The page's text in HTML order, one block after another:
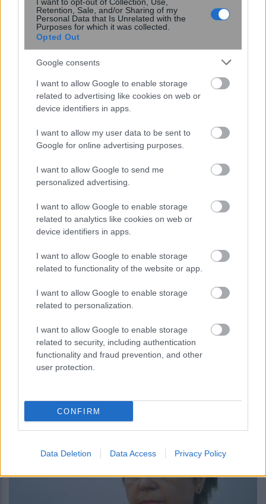
Retention, Sale, and/or Sharing of my
Personal Data that Is Unrelated with the
Purposes for which it was collected.
Opted Out
Google consents
I want to allow Google to enable storage
related to advertising like cookies on web or
device identifiers in apps.
I want to allow my user data to be sent to
Google for online advertising purposes.
I want to allow Google to send me
personalized advertising.
I want to allow Google to enable storage
related to analytics like cookies on web or
device identifiers in apps.
I want to allow Google to enable storage
related to functionality of the website or app.
I want to allow Google to enable storage
related to personalization.
I want to allow Google to enable storage
related to security, including authentication
functionality and fraud prevention, and other
user protection.
CONFIRM
Data Deletion Data Access Privacy Policy
Έρχεται νέα στάση εργασίας στο μετρό –
Η ΣΤΑΣΥ προειδοποιεί τους
συνδικαλιστές για σκληρότερα μέτρα
, 31 Μαΐου 2018 || Επικαιρότητα
Στα μαλακά οι συνδικαλιστές της ΔΕΗ
για το σκάνδαλο επιχορηγήσεων προς τη
ΓΕΝΟΠ